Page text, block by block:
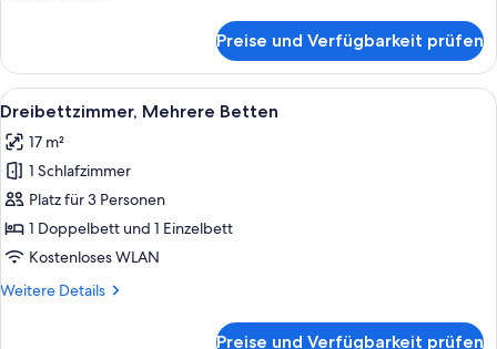
1
Doppelbett,
Kochnische
Preise und Verfügbarkeit prüfen
Alle
Fotos
für
Dreibettzimmer,
Mehrere
Betten
anzeigen
Ein modernes Hotelzimmer mit zwei
4
Dreibettzimmer, Mehrere Betten
17 m²
1 Schlafzimmer
Platz für 3 Personen
1 Doppelbett und 1 Einzelbett
Kostenloses WLAN
Weitere Details
Weitere
Preise und Verfügbarkeit prüfen